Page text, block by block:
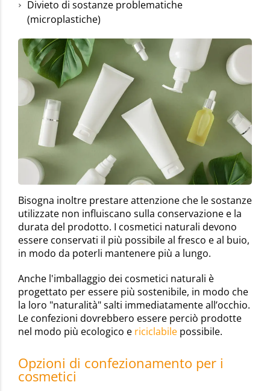
Divieto di sostanze problematiche
(microplastiche)
Bisogna inoltre prestare attenzione che le sostanze
utilizzate non influiscano sulla conservazione e la
durata del prodotto. I cosmetici naturali devono
essere conservati il più possibile al fresco e al buio,
in modo da poterli mantenere più a lungo.
Anche l'imballaggio dei cosmetici naturali è
progettato per essere più sostenibile, in modo che
la loro "naturalità" salti immediatamente all’occhio.
Le confezioni dovrebbero essere perciò prodotte
nel modo più ecologico e riciclabile possibile.
Opzioni di confezionamento per i
cosmetici